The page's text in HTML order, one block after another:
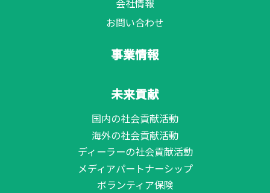
お問い合わせ
事業情報
未来貢献
国内の社会貢献活動
海外の社会貢献活動
ディーラーの社会貢献活動
メディアパートナーシップ
ボランティア保険